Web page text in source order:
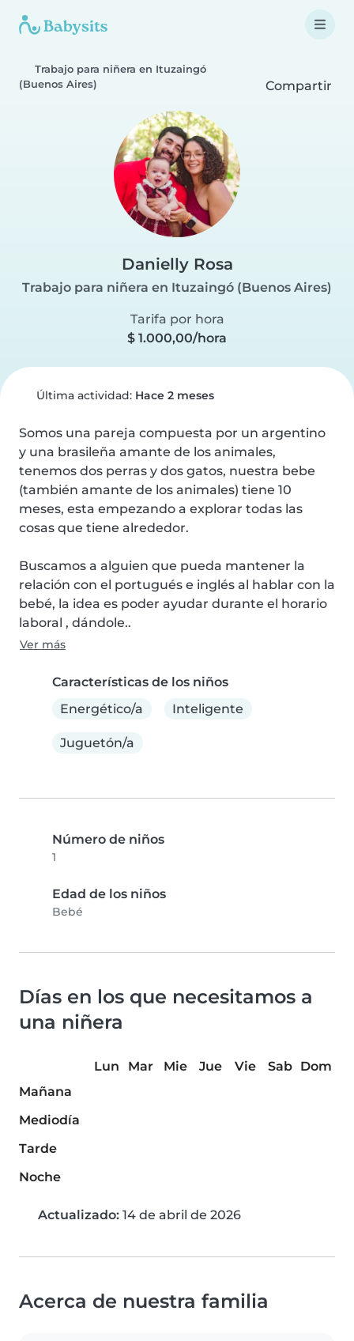
Trabajo para niñera en Ituzaingó
(Buenos Aires)
Compartir
Danielly Rosa
Trabajo para niñera en Ituzaingó (Buenos Aires)
Tarifa por hora
$ 1.000,00/hora
Última actividad: Hace 2 meses
Somos una pareja compuesta por un argentino
y una brasileña amante de los animales,
tenemos dos perras y dos gatos, nuestra bebe
(también amante de los animales) tiene 10
meses, esta empezando a explorar todas las
cosas que tiene alrededor.
Buscamos a alguien que pueda mantener la
relación con el portugués e inglés al hablar con la
bebé, la idea es poder ayudar durante el horario
laboral , dándole..
Ver más
Características de los niños
Energético/a
Inteligente
Juguetón/a
Número de niños
1
Edad de los niños
Bebé
Días en los que necesitamos a
una niñera
Lun Mar Mie Jue Vie Sab
Dom
Mañana
Mediodía
Tarde
Noche
Actualizado: 14 de abril de 2026
Acerca de nuestra familia